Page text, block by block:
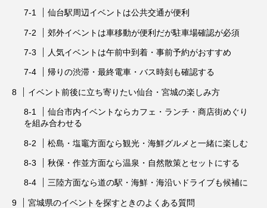
仙台駅周辺イベントは公共交通が便利
郊外イベントは車移動が便利だが駐車場確認が必須
人気イベントは午前中到着・事前予約がおすすめ
帰りの渋滞・最終電車・バス時刻も確認する
イベント前後に立ち寄りたい仙台・宮城の楽しみ方
仙台市内イベントならカフェ・ランチ・商店街めぐり
を組み合わせる
松島・塩竈方面なら観光・海鮮グルメと一緒に楽しむ
秋保・作並方面なら温泉・自然散策とセットにする
三陸方面なら道の駅・海鮮・海沿いドライブも候補に
宮城県のイベントを探すときのよくある質問